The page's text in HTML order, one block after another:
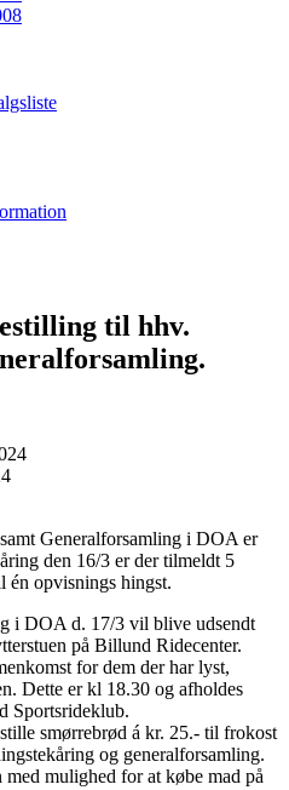
til hhv.
Generalforsamling i DOA er
den 16/3 er der tilmeldt 5
opvisnings hingst.
i DOA d. 17/3 vil blive udsendt
på Billund Ridecenter.
for dem der har lyst,
Dette er kl 18.30 og afholdes
Sportsrideklub.
smørrebrød á kr. 25.- til frokost
og generalforsamling.
mulighed for at købe mad på